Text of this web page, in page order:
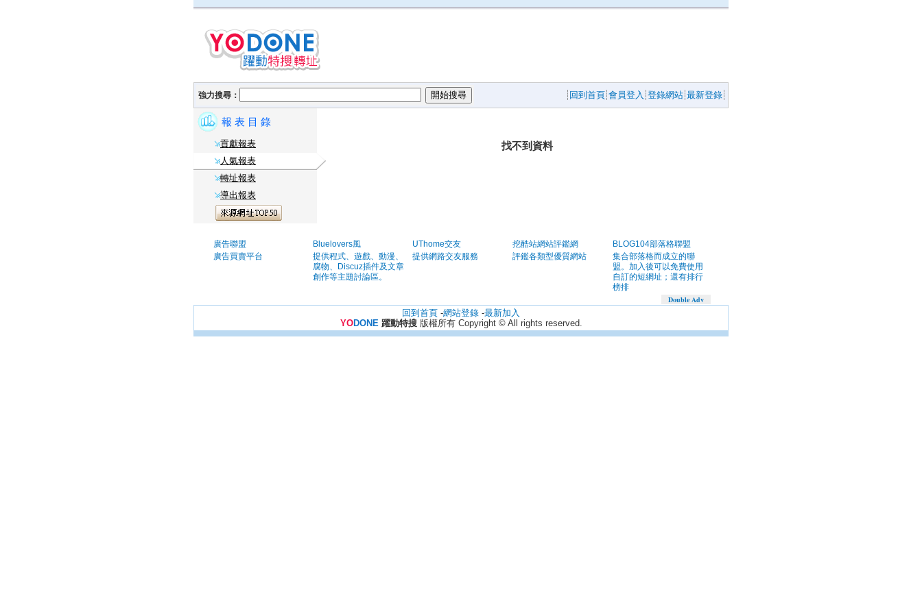
強力搜尋： 回到首頁 會員登入 登錄網站 最新登錄
報 表 目 錄
貢獻報表
人氣報表
轉址報表
導出報表
找不到資料
廣告聯盟
廣告買賣平台
Bluelovers風
提供程式、遊戲、動漫、
腐物、Discuz插件及文章
創作等主題討論區。
UThome交友
提供網路交友服務
挖酷站網站評鑑網
評鑑各類型優質網站
BLOG104部落格聯盟
集合部落格而成立的聯
盟。加入後可以免費使用
自訂的短網址；還有排行
榜排
Double Adv
回到首頁 -網站登錄 -最新加入
YODONE 躍動特搜版權所有 Copyright © All rights reserved.